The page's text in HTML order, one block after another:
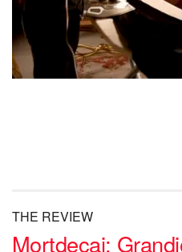
THE REVIEW
Mortdecai: